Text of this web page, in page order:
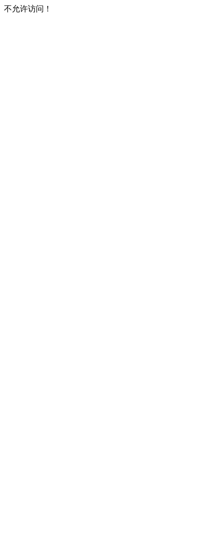
不允许访问！